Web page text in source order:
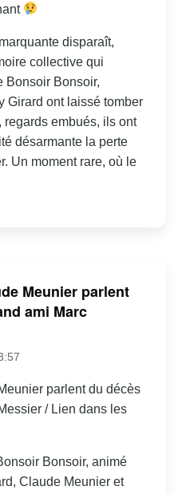
disparaît,
collective qui
Bonsoir Bonsoir,
Girard ont laissé tomber
regards embués, ils ont
désarmante la perte
Un moment rare, où le
Meunier parlent
ami Marc
parlent du décès
/ Lien dans les
Bonsoir, animé
Claude Meunier et